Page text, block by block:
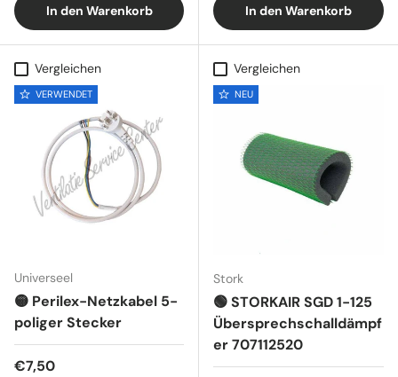
In den Warenkorb In den Warenkorb
Vergleichen
VERWENDET
Universeel
🟡 Perilex-Netzkabel 5-
poliger Stecker
Normaler Preis
€7,50
Vergleichen
NEU
Stork
🟢 STORKAIR SGD 1-125
Übersprechschalldämpf
er 707112520